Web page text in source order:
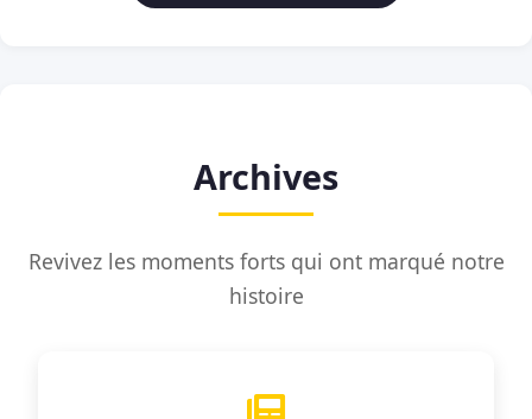
Archives
Revivez les moments forts qui ont marqué notre
histoire